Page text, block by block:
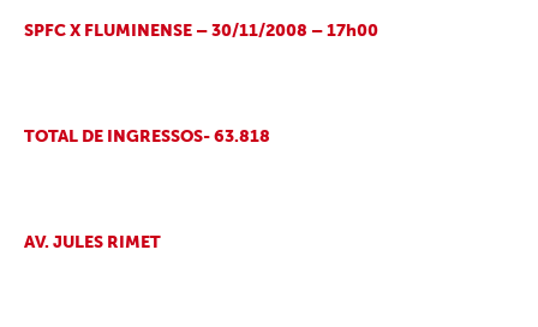
SPFC X FLUMINENSE – 30/11/2008 – 17h00
TOTAL DE INGRESSOS- 63.818
AV. JULES RIMET